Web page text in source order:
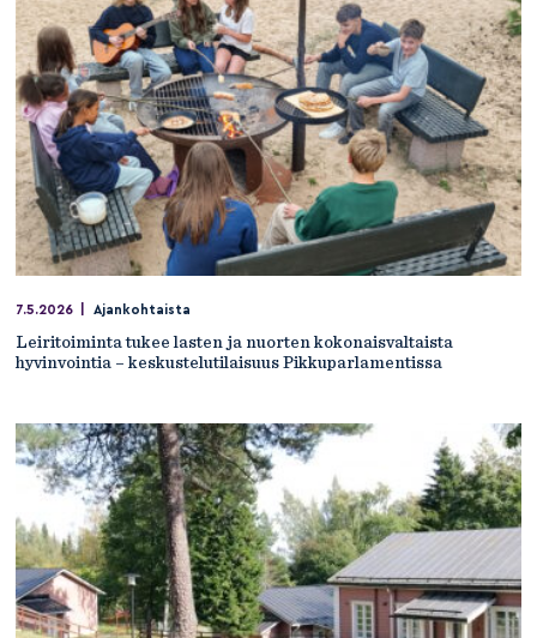
7.5.2026 Ajankohtaista
Leiritoiminta tukee lasten ja nuorten kokonaisvaltaista
hyvinvointia – keskustelutilaisuus Pikkuparlamentissa